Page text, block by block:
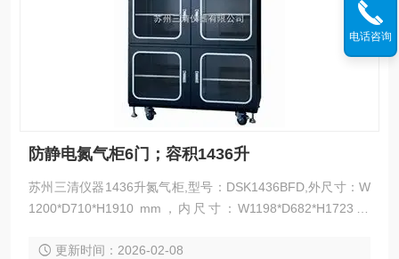
防静电氮气柜6门；容积1436升
苏州三清仪器1436升氮气柜,型号：DSK1436BFD,外尺寸：W
1200*D710*H1910 mm，内尺寸：W1198*D682*H1723 m
标定制。防静电氮气柜6门；容积1436升
更新时间：2026-02-08
电话咨询